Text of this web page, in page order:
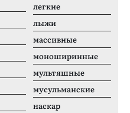
легкие
лыжи
массивные
моноширинные
мультяшные
мусульманские
наскар